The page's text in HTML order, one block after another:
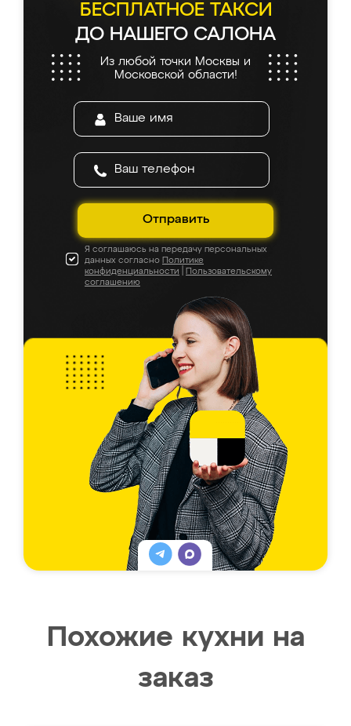
БЕСПЛАТНОЕ ТАКСИ
ДО НАШЕГО САЛОНА
Из любой точки Москвы и
Московской области!
Отправить
Я соглашаюсь на передачу персональных
данных согласно Политике
конфиденциальности
Пользовательскому
соглашению
Похожие кухни на
заказ